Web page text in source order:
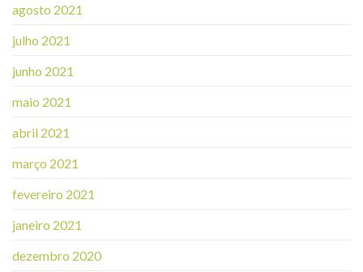
agosto 2021
julho 2021
junho 2021
maio 2021
abril 2021
março 2021
fevereiro 2021
janeiro 2021
dezembro 2020